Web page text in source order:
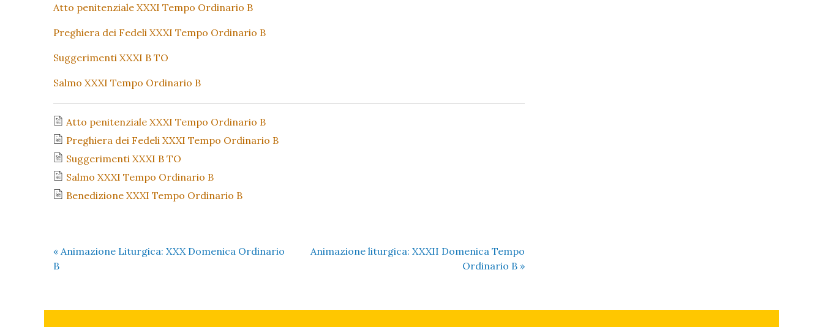
Atto penitenziale XXXI Tempo Ordinario B
Preghiera dei Fedeli XXXI Tempo Ordinario B
Suggerimenti XXXI B TO
Salmo XXXI Tempo Ordinario B
Atto penitenziale XXXI Tempo Ordinario B
Preghiera dei Fedeli XXXI Tempo Ordinario B
Suggerimenti XXXI B TO
Salmo XXXI Tempo Ordinario B
Benedizione XXXI Tempo Ordinario B
« Animazione Liturgica: XXX Domenica Ordinario
B
Animazione liturgica: XXXII Domenica Tempo
Ordinario B »